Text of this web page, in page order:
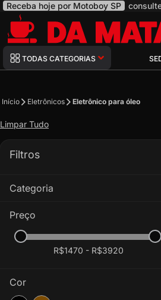
Receba hoje por Motoboy SP
TODAS CATEGORIAS
Início Eletrônicos Eletrônico para óleo
Limpar Tudo
Filtros
Categoria
Preço
R$1470 - R$3920
Cor